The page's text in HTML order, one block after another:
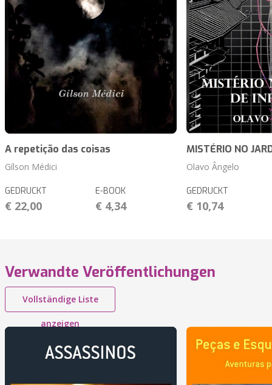
A repetição das coisas
Gílson Médici
GEDRUCKT
€ 22,00
E-BOOK
€ 4,34
MISTÉRIO NO
Olavo Ângelo
GEDRUCKT
€ 10,74
Verwandte Veröffentlichungen
Vollständige Liste
anzeigen